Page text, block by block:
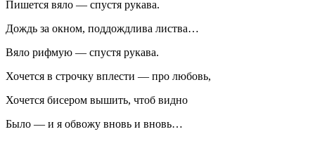
Пишется вяло — спустя рукава.
Дождь за окном, поддождлива листва…
Вяло рифмую — спустя рукава.
Хочется в строчку вплести — про любовь,
Хочется бисером вышить, чтоб видно
Было — и я обвожу вновь и вновь…